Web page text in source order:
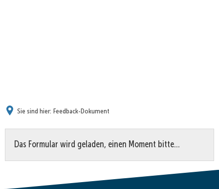
Sie sind hier: Feedback-Dokument
Das Formular wird geladen, einen Moment bitte…